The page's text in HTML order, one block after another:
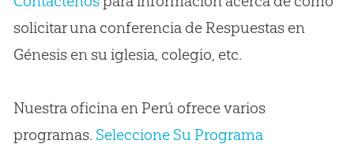
solicitar una conferencia de Respuestas en
Génesis en su iglesia, colegio, etc.
Nuestra oficina en Perú ofrece varios
programas. Seleccione Su Programa